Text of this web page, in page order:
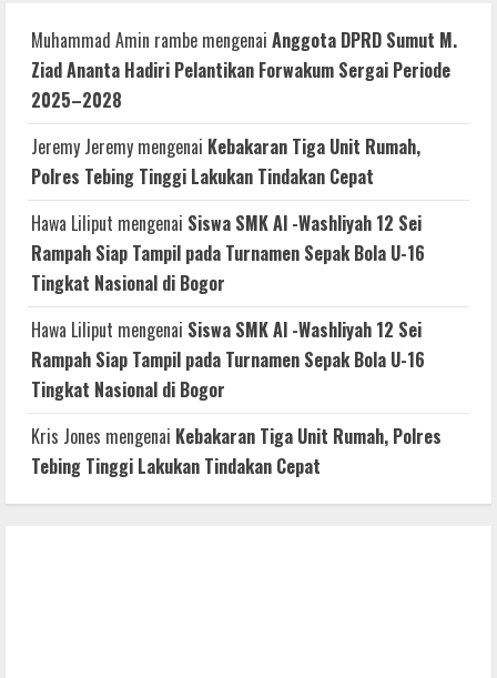
Muhammad Amin rambe mengenai Anggota DPRD Sumut M.
Ziad Ananta Hadiri Pelantikan Forwakum Sergai Periode
2025–2028
Jeremy Jeremy mengenai Kebakaran Tiga Unit Rumah,
Polres Tebing Tinggi Lakukan Tindakan Cepat
Hawa Liliput mengenai Siswa SMK Al -Washliyah 12 Sei
Rampah Siap Tampil pada Turnamen Sepak Bola U-16
Tingkat Nasional di Bogor
Hawa Liliput mengenai Siswa SMK Al -Washliyah 12 Sei
Rampah Siap Tampil pada Turnamen Sepak Bola U-16
Tingkat Nasional di Bogor
Kris Jones mengenai Kebakaran Tiga Unit Rumah, Polres
Tebing Tinggi Lakukan Tindakan Cepat